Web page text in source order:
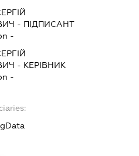
- ПІДПИСАНТ
-
- КЕРІВНИК
-